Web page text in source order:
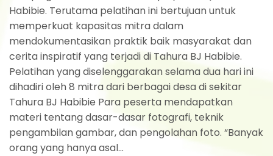
Habibie. Terutama pelatihan ini bertujuan untuk
memperkuat kapasitas mitra dalam
mendokumentasikan praktik baik masyarakat dan
cerita inspiratif yang terjadi di Tahura BJ Habibie.
Pelatihan yang diselenggarakan selama dua hari ini
dihadiri oleh 8 mitra dari berbagai desa di sekitar
Tahura BJ Habibie Para peserta mendapatkan
materi tentang dasar-dasar fotografi, teknik
pengambilan gambar, dan pengolahan foto. “Banyak
orang yang hanya asal...